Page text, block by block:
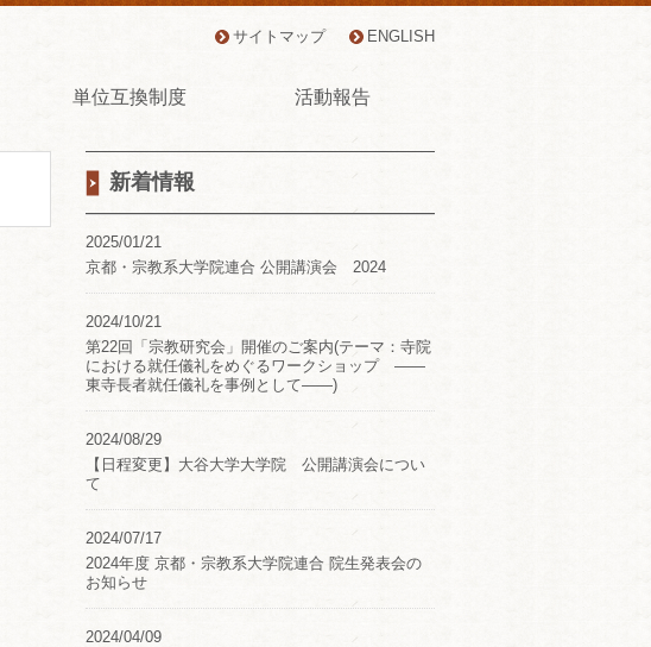
サイトマップ ENGLISH
単位互換制度 活動報告
新着情報
2025/01/21
京都・宗教系大学院連合 公開講演会 2024
2024/10/21
第22回「宗教研究会」開催のご案内(テーマ：寺院
における就任儀礼をめぐるワークショップ ――
東寺長者就任儀礼を事例として――)
2024/08/29
【日程変更】大谷大学大学院 公開講演会につい
て
2024/07/17
2024年度 京都・宗教系大学院連合 院生発表会の
お知らせ
2024/04/09